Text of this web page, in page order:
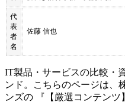
代
表
者
名
佐藤 信也
IT製品・サービスの比較・
ンド。こちらのページは、
ンズの 『 【厳選コンテン